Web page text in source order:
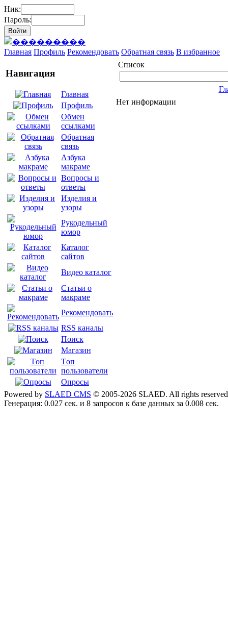
Ник:
Пароль:
Главная Профиль Рекомендовать Обратная связь В избранное
Навигация
Главная
Профиль
Обмен
ссылками
Обратная
связь
Азбука
макраме
Вопросы и
ответы
Изделия и
узоры
Рукодельный
юмор
Каталог
сайтов
Видео каталог
Статьи о
макраме
Рекомендовать
RSS каналы
Поиск
Магазин
Tоп
пользователи
Опросы
Список
Нет информации
Powered by SLAED CMS © 2005-2026 SLAED. All rights
Генерация: 0.027 сек. и 8 запросов к базе данных за 0.008 сек.